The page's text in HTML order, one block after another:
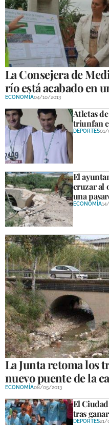
La Consejera de
río está acabado en
ECONOMÍA04/10/2013
Atletas
triunfan
DEPORTES01/
El
cruzar al
una
ECONOMÍA
La Junta retoma los
nuevo puente de la
ECONOMÍA08/05/2013
El
tras
DEPORTES21/